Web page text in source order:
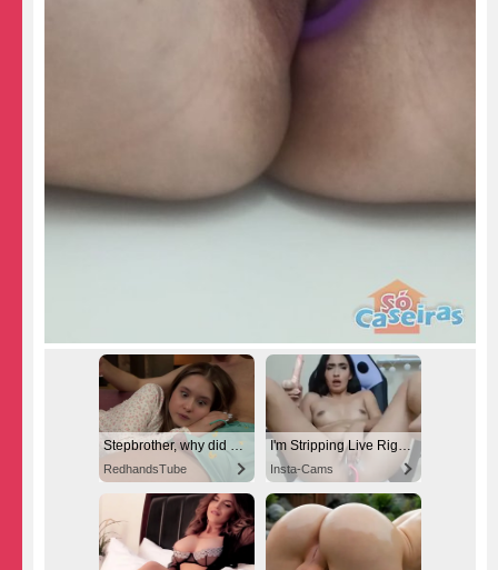
Stepbrother, why did you show me your dick? Now I want to fuck you with my wet pussy
RedhandsTube
I'm Stripping Live Right Now
Insta-Cams